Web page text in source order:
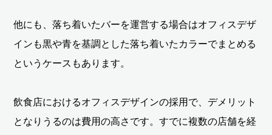
他にも、落ち着いたバーを運営する場合はオフィスデザ
インも黒や青を基調とした落ち着いたカラーでまとめる
というケースもあります。
飲食店におけるオフィスデザインの採用で、デメリット
となりうるのは費用の高さです。すでに複数の店舗を経